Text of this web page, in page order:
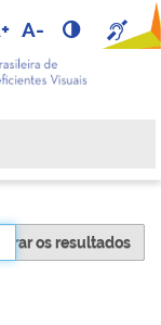
A-
Filtrar os resultados